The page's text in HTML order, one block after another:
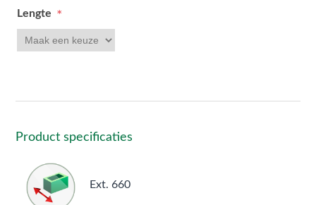
Lengte *
Product specificaties
Ext. 660